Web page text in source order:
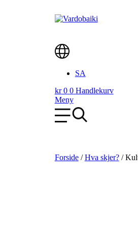
Main
SA
kr0 0 Handlekurv
Meny
Forside/Hva skjer?/